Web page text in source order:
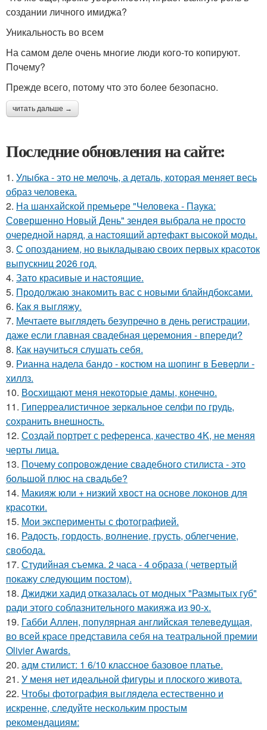
создании личного имиджа?
Уникальность во всем
На самом деле очень многие люди кого-то копируют.
Почему?
Прежде всего, потому что это более безопасно.
читать дальше →
Последние обновления на сайте:
1. Улыбка - это не мелочь, а деталь, которая меняет весь
образ человека.
2. На шанхайской премьере "Человека - Паука:
Совершенно Новый День" зендея выбрала не просто
очередной наряд, а настоящий артефакт высокой моды.
3. С опозданием, но выкладываю своих первых красоток
выпускниц 2026 год.
4. Зато красивые и настоящие.
5. Продолжаю знакомить вас с новыми блайндбоксами.
6. Как я выгляжу.
7. Мечтаете выглядеть безупречно в день регистрации,
даже если главная свадебная церемония - впереди?
8. Как научиться слушать себя.
9. Рианна надела бандо - костюм на шопинг в Беверли -
хиллз.
10. Восхищают меня некоторые дамы, конечно.
11. Гиперреалистичное зеркальное селфи по грудь,
сохранить внешность.
12. Создай портрет с референса, качество 4K, не меняя
черты лица.
13. Почему сопровождение свадебного стилиста - это
большой плюс на свадьбе?
14. Макияж юли + низкий хвост на основе локонов для
красотки.
15. Мои эксперименты с фотографией.
16. Радость, гордость, волнение, грусть, облегчение,
свобода.
17. Студийная съемка. 2 часа - 4 образа ( четвертый
покажу следующим постом).
18. Джиджи хадид отказалась от модных "Размытых губ"
ради этого соблазнительного макияжа из 90-х.
19. Габби Аллен, популярная английская телеведущая,
во всей красе представила себя на театральной премии
Olivier Awards.
20. адм стилист: 1 6/10 классное базовое платье.
21. У меня нет идеальной фигуры и плоского живота.
22. Чтобы фотография выглядела естественно и
искренне, следуйте нескольким простым
рекомендациям: